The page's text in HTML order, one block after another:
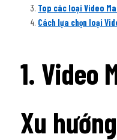
Top các loại Video
Cách lựa chọn loại
1. Video
Xu